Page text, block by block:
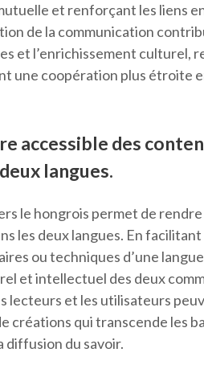
et renforçant les liens
de la communication
et l’enrichissement culturel,
une coopération plus étroite
accessible des
langues.
le hongrois permet de
les deux langues. En
ou techniques d’une
et intellectuel des deux
lecteurs et les utilisateurs
créations qui transcende les
diffusion du savoir.